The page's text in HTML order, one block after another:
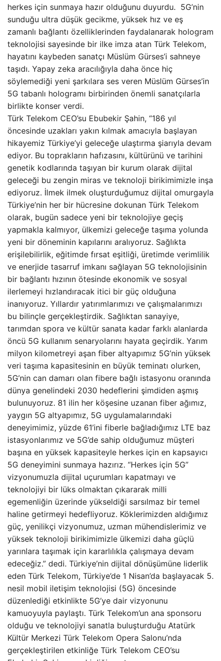
herkes için sunmaya hazır olduğunu duyurdu. 5G’nin
sunduğu ultra düşük gecikme, yüksek hız ve eş
zamanlı bağlantı özelliklerinden faydalanarak hologram
teknolojisi sayesinde bir ilke imza atan Türk Telekom,
hayatını kaybeden sanatçı Müslüm Gürses’i sahneye
taşıdı. Yapay zeka aracılığıyla daha önce hiç
söylemediği yeni şarkılara ses veren Müslüm Gürses’in
5G tabanlı hologramı birbirinden önemli sanatçılarla
birlikte konser verdi.
Türk Telekom CEO’su Ebubekir Şahin, “186 yıl
öncesinde uzakları yakın kılmak amacıyla başlayan
hikayemiz Türkiye’yi geleceğe ulaştırma şiarıyla devam
ediyor. Bu toprakların hafızasını, kültürünü ve tarihini
genetik kodlarında taşıyan bir kurum olarak dijital
geleceği bu zengin miras ve teknoloji birikimimizle inşa
ediyoruz. İlmek ilmek oluşturduğumuz dijital omurgayla
Türkiye’nin her bir hücresine dokunan Türk Telekom
olarak, bugün sadece yeni bir teknolojiye geçiş
yapmakla kalmıyor, ülkemizi geleceğe taşıma yolunda
yeni bir döneminin kapılarını aralıyoruz. Sağlıkta
erişilebilirlik, eğitimde fırsat eşitliği, üretimde verimlilik
ve enerjide tasarruf imkanı sağlayan 5G teknolojisinin
bir bağlantı hızının ötesinde ekonomik ve sosyal
ilerlemeyi hızlandıracak itici bir güç olduğuna
inanıyoruz. Yıllardır yatırımlarımızı ve çalışmalarımızı
bu bilinçle gerçekleştirdik. Sağlıktan sanayiye,
tarımdan spora ve kültür sanata kadar farklı alanlarda
öncü 5G kullanım senaryolarını hayata geçirdik. Yarım
milyon kilometreyi aşan fiber altyapımız 5G’nin yüksek
veri taşıma kapasitesinin en büyük teminatı olurken,
5G’nin can damarı olan fibere bağlı istasyonu oranında
dünya genelindeki 2030 hedeflerini şimdiden aşmış
bulunuyoruz. 81 ilin her köşesine uzanan fiber ağımız,
yaygın 5G altyapımız, 5G uygulamalarındaki
deneyimimiz, yüzde 61’ini fiberle bağladığımız LTE baz
istasyonlarımız ve 5G’de sahip olduğumuz müşteri
başına en yüksek kapasiteyle herkes için en kapsayıcı
5G deneyimini sunmaya hazırız. “Herkes için 5G”
vizyonumuzla dijital uçurumları kapatmayı ve
teknolojiyi bir lüks olmaktan çıkararak milli
egemenliğin üzerinde yükseldiği sarsılmaz bir temel
haline getirmeyi hedefliyoruz. Köklerimizden aldığımız
güç, yenilikçi vizyonumuz, uzman mühendislerimiz ve
yüksek teknoloji birikimimizle ülkemizi daha güçlü
yarınlara taşımak için kararlılıkla çalışmaya devam
edeceğiz.” dedi. Türkiye’nin dijital dönüşümüne liderlik
eden Türk Telekom, Türkiye’de 1 Nisan’da başlayacak 5.
nesil mobil iletişim teknolojisi (5G) öncesinde
düzenlediği etkinlikte 5G’ye dair vizyonunu
kamuoyuyla paylaştı. Türk Telekom’un ana sponsoru
olduğu ve teknolojiyi sanatla buluşturduğu Atatürk
Kültür Merkezi Türk Telekom Opera Salonu’nda
gerçekleştirilen etkinliğe Türk Telekom CEO’su